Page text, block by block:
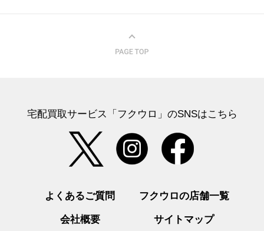
宅配買取サービス「フクウロ」のSNSはこちら
よくあるご質問 フクウロの店舗一覧
会社概要 サイトマップ